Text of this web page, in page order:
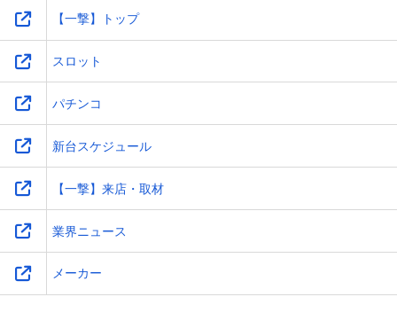
【一撃】トップ
スロット
パチンコ
新台スケジュール
【一撃】来店・取材
業界ニュース
メーカー